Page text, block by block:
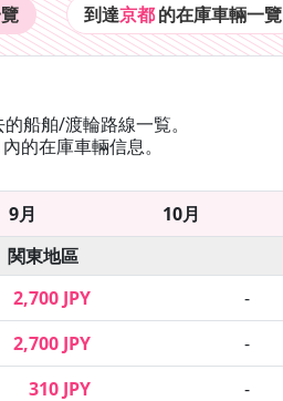
到達京都的在庫車輛一覽
船舶/渡輪路線一覧。
的在庫車輛信息。
9月 10月
関東地區
2,700 JPY -
2,700 JPY -
310 JPY -